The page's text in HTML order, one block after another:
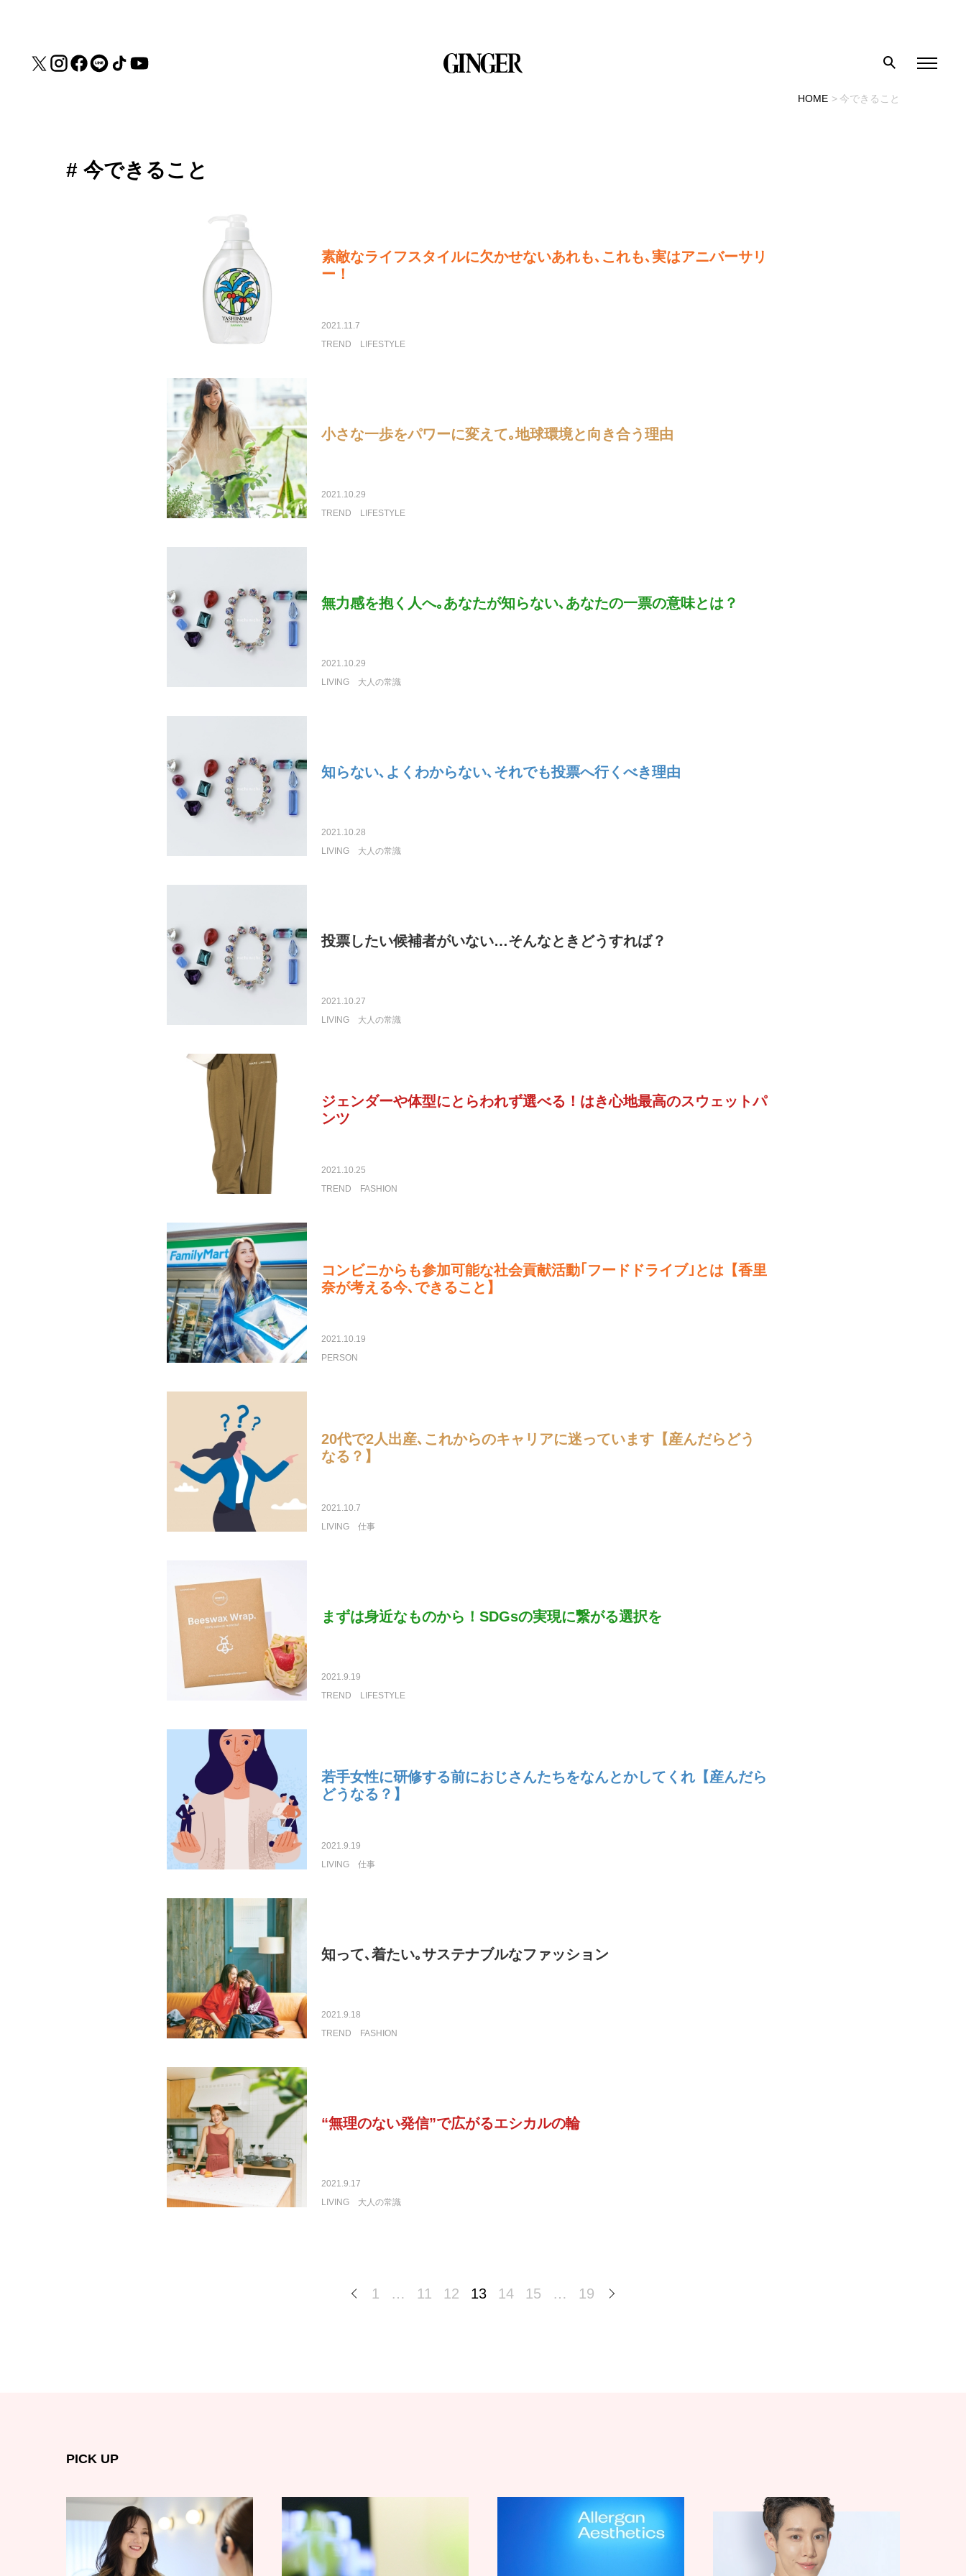
HOME 今できること
# 今できること
素敵なライフスタイルに欠かせないあれも､これも､実はアニバーサリ
ー！
2021.11.7
TREND
LIFESTYLE
小さな一歩をパワーに変えて｡地球環境と向き合う理由
2021.10.29
TREND
LIFESTYLE
無力感を抱く人へ｡あなたが知らない､あなたの一票の意味とは？
2021.10.29
LIVING
大人の常識
知らない､よくわからない､それでも投票へ行くべき理由
2021.10.28
LIVING
大人の常識
投票したい候補者がいない…そんなときどうすれば？
2021.10.27
LIVING
大人の常識
ジェンダーや体型にとらわれず選べる！はき心地最高のスウェットパ
ンツ
2021.10.25
TREND
FASHION
コンビニからも参加可能な社会貢献活動｢フードドライブ｣とは【香里
奈が考える今､できること】
2021.10.19
PERSON
20代で2人出産､これからのキャリアに迷っています【産んだらどう
なる？】
2021.10.7
LIVING
仕事
まずは身近なものから！SDGsの実現に繋がる選択を
2021.9.19
TREND
LIFESTYLE
若手女性に研修する前におじさんたちをなんとかしてくれ【産んだら
どうなる？】
2021.9.19
LIVING
仕事
知って､着たい｡サステナブルなファッション
2021.9.18
TREND
FASHION
“無理のない発信”で広がるエシカルの輪
2021.9.17
LIVING
大人の常識
1 … 11 12 13 14 15 … 19
PICK UP